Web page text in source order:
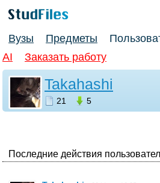
Вузы Предметы
AI
Заказать работу
Takahashi
21 5
Последние действия